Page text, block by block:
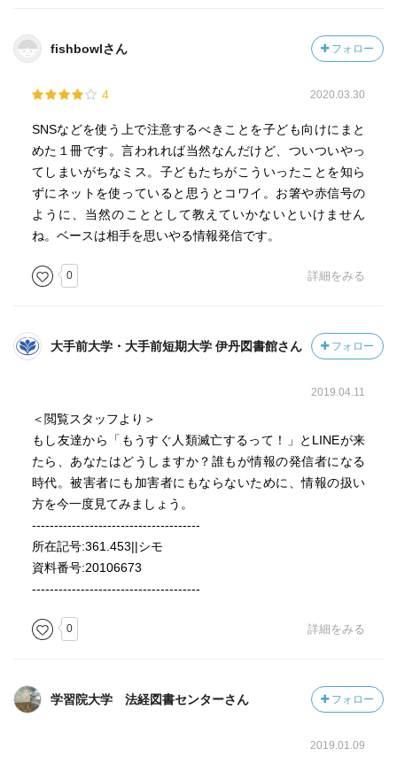
fishbowlさん フォロー
4 2020.03.30
SNSなどを使う上で注意するべきことを子ども向けにまと
めた１冊です。言われれば当然なんだけど、ついついやっ
てしまいがちなミス。子どもたちがこういったことを知ら
ずにネットを使っていると思うとコワイ。お箸や赤信号の
ように、当然のこととして教えていかないといけません
ね。ベースは相手を思いやる情報発信です。
0 詳細をみる
大手前大学・大手前短期大学 伊丹図書館さん フォロー
2019.04.11
＜閲覧スタッフより＞
もし友達から「もうすぐ人類滅亡するって！」とLINEが来
たら、あなたはどうしますか？誰もが情報の発信者になる
時代。被害者にも加害者にもならないために、情報の扱い
方を今一度見てみましょう。
--------------------------------------
所在記号:361.453||シモ
資料番号:20106673
--------------------------------------
0 詳細をみる
学習院大学 法経図書センターさん フォロー
2019.01.09